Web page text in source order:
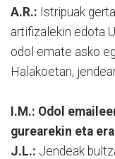
A.R.: Istripuak
artifizalekin edota
odol emate asko
Halakoetan,
I.M.: Odol
gurearekin eta
J.L.: Jendeak